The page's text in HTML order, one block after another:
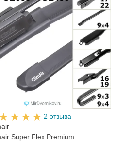
2 отзыва
Super Flex Premium